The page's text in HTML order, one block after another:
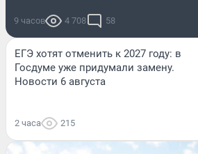
9 часов 4 708 58
ЕГЭ хотят отменить к 2027 году: в
Госдуме уже придумали замену.
Новости 6 августа
2 часа 215